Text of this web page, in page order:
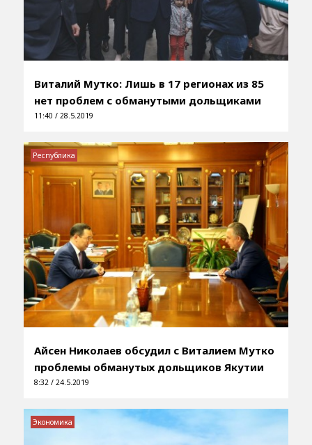
Виталий Мутко: Лишь в 17 регионах из 85
нет проблем с обманутыми дольщиками
11:40 / 28.5.2019
Айсен Николаев обсудил с Виталием Мутко
проблемы обманутых дольщиков Якутии
8:32 / 24.5.2019
Республика
Экономика